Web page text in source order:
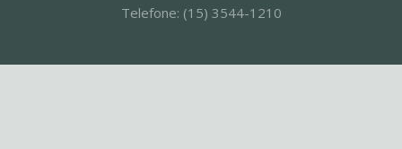
Telefone: (15) 3544-1210